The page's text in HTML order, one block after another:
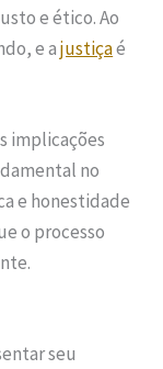
e ético. Ao
e ajustiçaé
implicações
no
e honestidade
o processo
seu